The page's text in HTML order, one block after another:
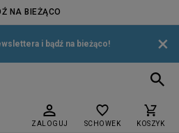
NA BIEŻĄCO
i bądź na bieżąco! ×
ZALOGUJ SCHOWEK KOSZYK